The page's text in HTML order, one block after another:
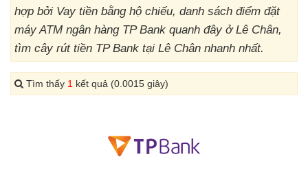
hợp bởi Vay tiền bằng hộ chiếu, danh sách điểm đặt
máy ATM ngân hàng TP Bank quanh đây ở Lê Chân,
tìm cây rút tiền TP Bank tại Lê Chân nhanh nhất.
Tìm thấy 1 kết quả (0.0015 giây)